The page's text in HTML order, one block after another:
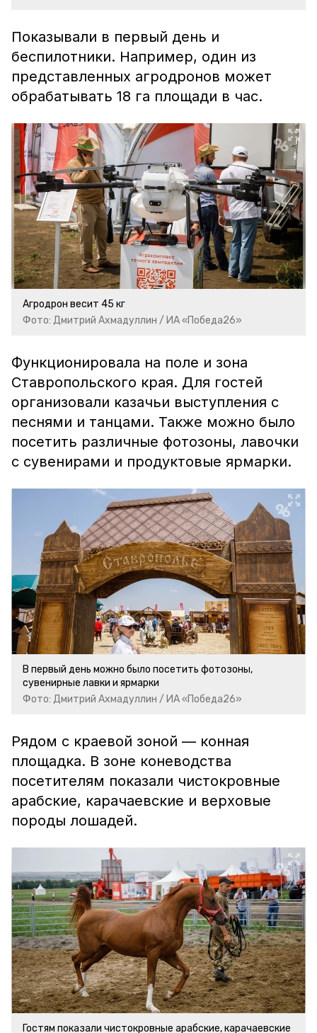
Показывали в первый день и
беспилотники. Например, один из
представленных агродронов может
обрабатывать 18 га площади в час.
Агродрон весит 45 кг
Фото: Дмитрий Ахмадуллин / ИА «Победа26»
Функционировала на поле и зона
Ставропольского края. Для гостей
организовали казачьи выступления с
песнями и танцами. Также можно было
посетить различные фотозоны, лавочки
с сувенирами и продуктовые ярмарки.
В первый день можно было посетить фотозоны,
сувенирные лавки и ярмарки
Фото: Дмитрий Ахмадуллин / ИА «Победа26»
Рядом с краевой зоной — конная
площадка. В зоне коневодства
посетителям показали чистокровные
арабские, карачаевские и верховые
породы лошадей.
Гостям показали чистокровные арабские, карачаевские